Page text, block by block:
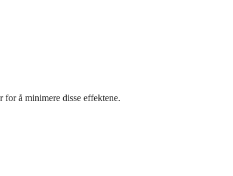
for å minimere disse effektene.